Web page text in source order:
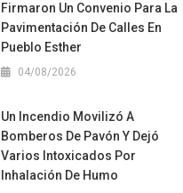
Firmaron Un Convenio Para La
Pavimentación De Calles En
Pueblo Esther
04/08/2026
Un Incendio Movilizó A
Bomberos De Pavón Y Dejó
Varios Intoxicados Por
Inhalación De Humo